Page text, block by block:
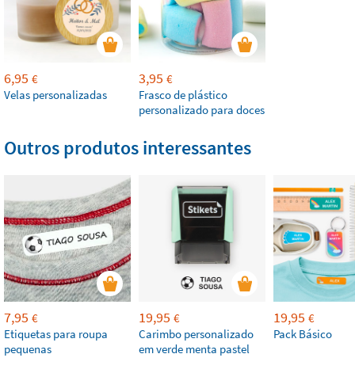
6,95 €
Velas personalizadas
3,95 €
Frasco de plástico
personalizado para doces
Outros produtos interessantes
7,95 €
Etiquetas para roupa
pequenas
19,95 €
Carimbo personalizado
em verde menta pastel
19,95 €
Pack Básico